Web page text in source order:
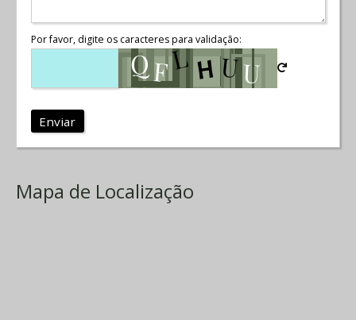
Por favor, digite os caracteres para validação:
Enviar
Mapa de Localização